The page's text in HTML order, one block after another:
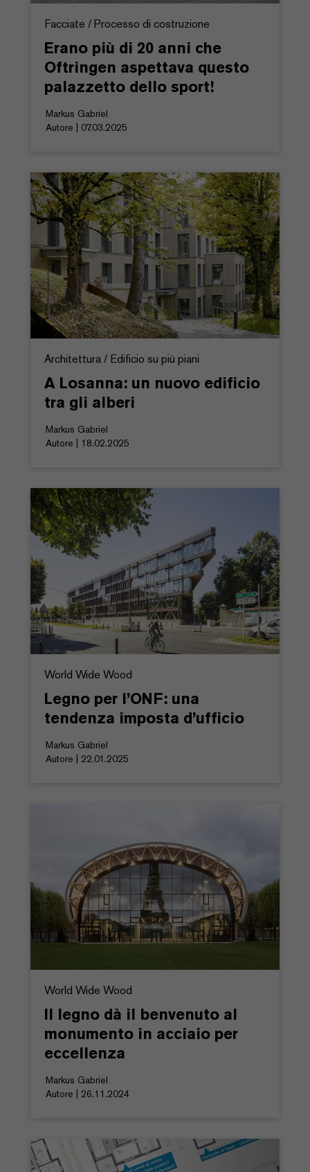
Facciate / Processo di costruzione
Erano più di 20 anni che
Oftringen aspettava questo
palazzetto dello sport!
Markus Gabriel
Autore | 07.03.2025
Architettura / Edificio su più piani
A Losanna: un nuovo edificio
tra gli alberi
Markus Gabriel
Autore | 18.02.2025
World Wide Wood
Legno per l’ONF: una
tendenza imposta d’ufficio
Markus Gabriel
Autore | 22.01.2025
World Wide Wood
Il legno dà il benvenuto al
monumento in acciaio per
eccellenza
Markus Gabriel
Autore | 26.11.2024